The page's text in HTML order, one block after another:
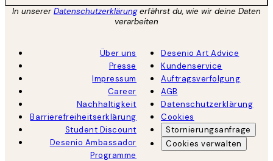
In unsererDatenschutzerklärungerfährst du, wie wir deine Daten
verarbeiten
Über uns
Presse
Impressum
Career
Nachhaltigkeit
Barrierefreiheitserklärung
Student Discount
Desenio Ambassador
Programme
Desenio Art Advice
Kundenservice
Auftragsverfolgung
AGB
Datenschutzerklärung
Cookies
Stornierungsanfrage
Cookies verwalten